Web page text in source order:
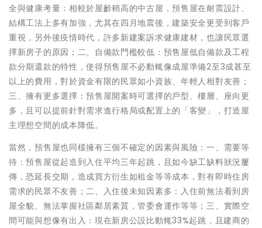
全與健康考量：相較於屋齡稍高的中古屋，預售屋在耐震設計、
結構工法上多有加強，尤其在四月地震後，建築安全更受到客戶
重視，另外後疫情時代，許多新建案訴求健康建材，也讓民眾選
擇新房子的原因；二、自備款門檻較低：預售屋低自備款及工程
款分期還款的特性，使得預售屋不必動輒像成屋準備2至3成甚至
以上的費用，對於資金有限的民眾如小資族、年輕人相對友善；
三、擁有更多選擇：預售屋開案時可選擇的戶型、樓層、座向更
多，且可以提前針對需求進行格局或配置上的「客變」，打造屋
主理想空間的成本降低。
當然，預售屋也同樣擁有三個不確定的因素與風險：一、需要等
待：預售屋從起造到入住平均三年起跳，且如今缺工缺料狀況屢
傳，恐延長交期，造成買方衍生如租金等等成本，對有即時住房
需求的民眾不友善；二、入住後未知因素多：入住前無法看到房
屋全貌、無法掌握社區鄰居素質，管委會運作等等；三、實際空
間可能與想像有出入：現在新房公設比動輒33%起跳，且建商的